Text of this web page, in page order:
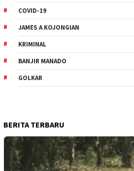
COVID-19
JAMES A KOJONGIAN
KRIMINAL
BANJIR MANADO
GOLKAR
BERITA TERBARU